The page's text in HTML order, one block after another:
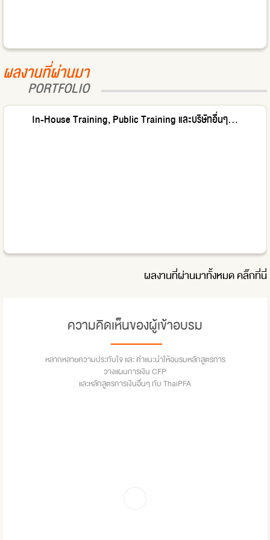
ผลงานที่ผ่านมา
PORTFOLIO
In-House Training, Public Training และบริษัทอื่นๆ...
ผลงานที่ผ่านมาทั้งหมดคลิ๊กที่นี่
ความคิดเห็นของผู้เข้าอบรม
หลากหลายความประทับใจ และ คำแนะนำให้อบรมหลักสูตรการ
วางแผนการเงิน CFP
และหลักสูตรการเงินอื่นๆ กับ ThaiPFA